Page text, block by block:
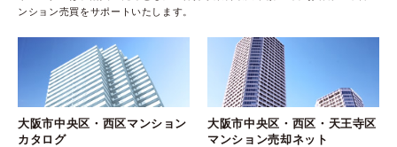
ンション売買をサポートいたします。
大阪市中央区・西区マンション
カタログ
大阪市中央区・西区・天王寺区
マンション売却ネット